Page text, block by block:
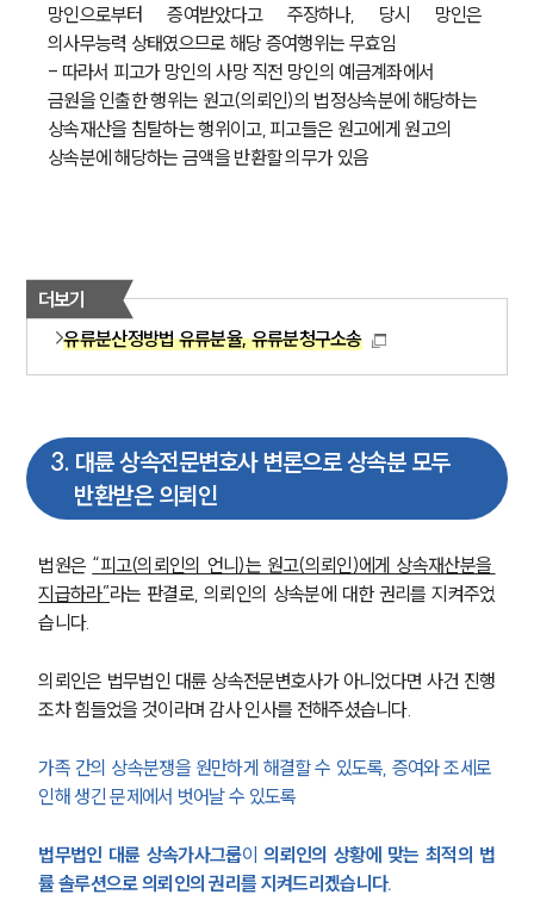
망인으로부터 증여받았다고 주장하나, 당시 망인은
의사무능력 상태였으므로 해당 증여행위는 무효임
- 따라서 피고가 망인의 사망 직전 망인의 예금계좌에서
금원을 인출한 행위는 원고(의뢰인)의 법정상속분에 해당하는
상속재산을 침탈하는 행위이고, 피고들은 원고에게 원고의
상속분에 해당하는 금액을 반환할 의무가 있음
더보기
유류분산정방법 유류분율, 유류분청구소송
3. 대륜 상속전문변호사 변론으로 상속분 모두
반환받은 의뢰인
법원은 “피고(의뢰인의 언니)는 원고(의뢰인)에게 상속재산분을
지급하라”라는 판결로, 의뢰인의 상속분에 대한 권리를 지켜주었
습니다.
의뢰인은 법무법인 대륜 상속전문변호사가 아니었다면 사건 진행
조차 힘들었을 것이라며 감사 인사를 전해주셨습니다.
가족 간의 상속분쟁을 원만하게 해결할 수 있도록, 증여와 조세로
인해 생긴 문제에서 벗어날 수 있도록
법무법인 대륜 상속가사그룹이 의뢰인의 상황에 맞는 최적의 법
률 솔루션으로 의뢰인의 권리를 지켜드리겠습니다.